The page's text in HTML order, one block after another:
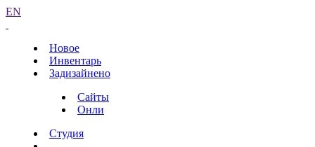
EN
Новое
Инвентарь
Задизайнено
Сайты
Онли
Студия